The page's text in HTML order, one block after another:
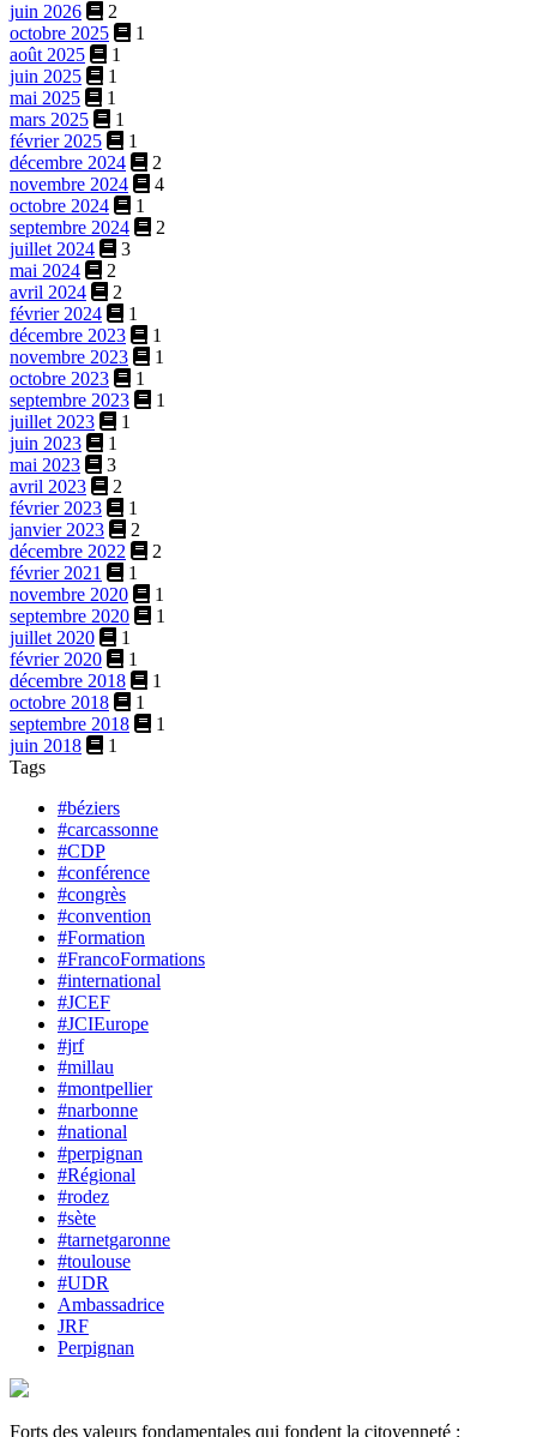
juin 2026
2
octobre 2025
1
août 2025
1
juin 2025
1
mai 2025
1
mars 2025
1
février 2025
1
décembre 2024
2
novembre 2024
4
octobre 2024
1
septembre 2024
2
juillet 2024
3
mai 2024
2
avril 2024
2
février 2024
1
décembre 2023
1
novembre 2023
1
octobre 2023
1
septembre 2023
1
juillet 2023
1
juin 2023
1
mai 2023
3
avril 2023
2
février 2023
1
janvier 2023
2
décembre 2022
2
février 2021
1
novembre 2020
1
septembre 2020
1
juillet 2020
1
février 2020
1
décembre 2018
1
octobre 2018
1
septembre 2018
1
juin 2018
1
Tags
#béziers
#carcassonne
#CDP
#conférence
#congrès
#convention
#Formation
#FrancoFormations
#international
#JCEF
#JCIEurope
#jrf
#millau
#montpellier
#narbonne
#national
#perpignan
#Régional
#rodez
#sète
#tarnetgaronne
#toulouse
#UDR
Ambassadrice
JRF
Perpignan
Forts des valeurs fondamentales qui fondent la citoyenneté :